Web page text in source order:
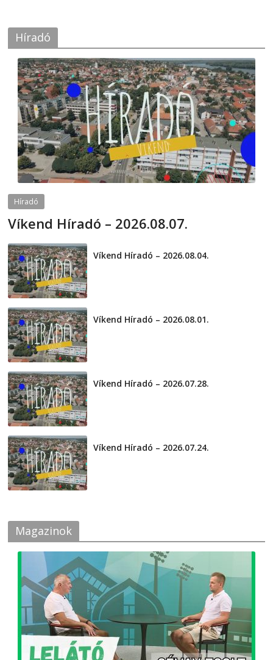
Híradó
Híradó
Víkend Híradó – 2026.08.07.
Víkend Híradó – 2026.08.04.
Víkend Híradó – 2026.08.01.
Víkend Híradó – 2026.07.28.
Víkend Híradó – 2026.07.24.
Magazinok